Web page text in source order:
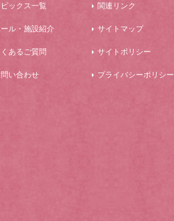
ピックス一覧
ール・施設紹介
くあるご質問
問い合わせ
関連リンク
サイトマップ
サイトポリシー
プライバシーポリシー